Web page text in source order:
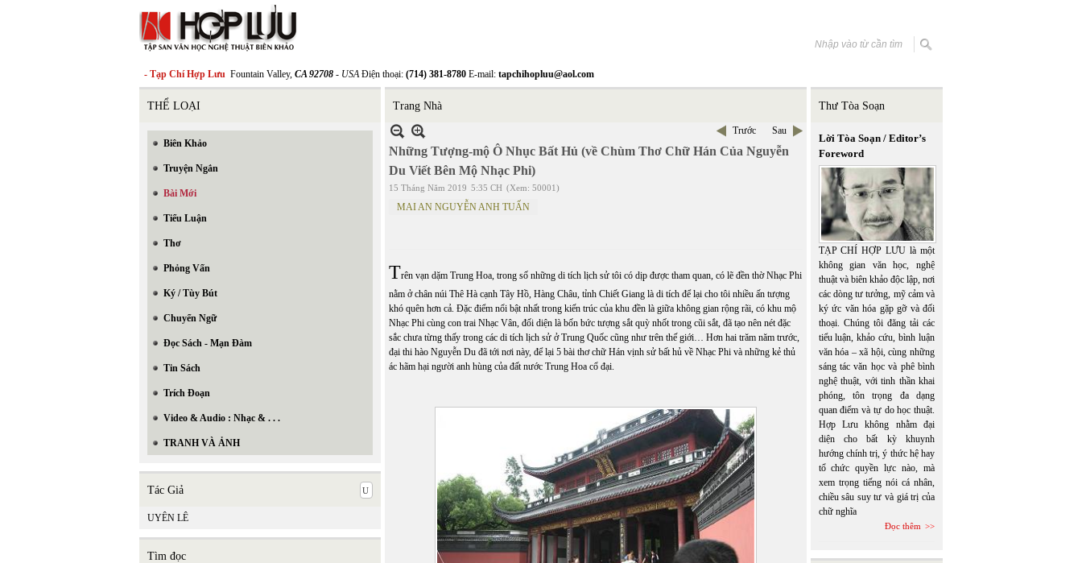
- Tạp Chí Hợp Lưu Fountain Valley, CA 92708 - USAĐiện thoại: (714) 381-8780 E-mail: tapchihopluu@aol.com
THỂ LOẠI
Biên Khảo
Truyện Ngắn
Bài Mới
Tiểu Luận
Thơ
Phỏng Vấn
Ký / Tùy Bút
Chuyển Ngữ
Đọc Sách - Mạn Đàm
Tin Sách
Trích Đoạn
Video & Audio : Nhạc & . . .
TRANH VÀ ẢNH
Tác Giả
UYÊN LÊ
Tìm đọc
Trang Nhà
Trước Sau
Những Tượng-mộ Ô Nhục Bất Hủ (về Chùm Thơ Chữ Hán Của Nguyễn
Du Viết Bên Mộ Nhạc Phi)
15 Tháng Năm 2019 5:35 CH (Xem: 50001)
MAI AN NGUYỄN ANH TUẤN
Trên vạn dặm Trung Hoa, trong số những di tích lịch sử tôi có dịp được tham quan, có lẽ đền thờ Nhạc Phi
nằm ở chân núi Thê Hà cạnh Tây Hồ, Hàng Châu, tỉnh Chiết Giang là di tích để lại cho tôi nhiều ấn tượng
khó quên hơn cả. Đặc điểm nổi bật nhất trong kiến trúc của khu đền là giữa không gian rộng rãi, có khu mộ
Nhạc Phi cùng con trai Nhạc Vân, đối diện là bốn bức tượng sắt quỳ nhốt trong cũi sắt, đã tạo nên nét đặc
sắc chưa từng thấy trong các di tích lịch sử ở Trung Quốc cũng như trên thế giới… Hơn hai trăm năm trước,
đại thi hào Nguyễn Du đã tới nơi này, để lại 5 bài thơ chữ Hán vịnh sử bất hủ về Nhạc Phi và những kẻ thủ
ác hãm hại người anh hùng của đất nước Trung Hoa cổ đại.
Thư Tòa Soạn
Lời Tòa Soạn / Editor’s
Foreword
TẠP CHÍ HỢP LƯU là một
không gian văn học, nghệ
thuật và biên khảo độc lập, nơi
các dòng tư tưởng, mỹ cảm và
ký ức văn hóa gặp gỡ và đối
thoại. Chúng tôi đăng tải các
tiểu luận, khảo cứu, bình luận
văn hóa – xã hội, cùng những
sáng tác văn học và phê bình
nghệ thuật, với tinh thần khai
phóng, tôn trọng đa dạng
quan điểm và tự do học thuật.
Hợp Lưu không nhằm đại
diện cho bất kỳ khuynh
hướng chính trị, ý thức hệ hay
tổ chức quyền lực nào, mà
xem trọng tiếng nói cá nhân,
chiều sâu suy tư và giá trị của
chữ nghĩa
Đọc thêm